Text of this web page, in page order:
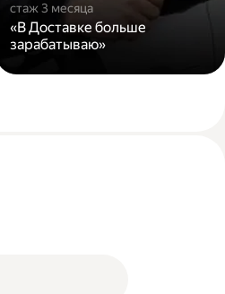
стаж 3 месяца
«В Доставке больше
зарабатываю»